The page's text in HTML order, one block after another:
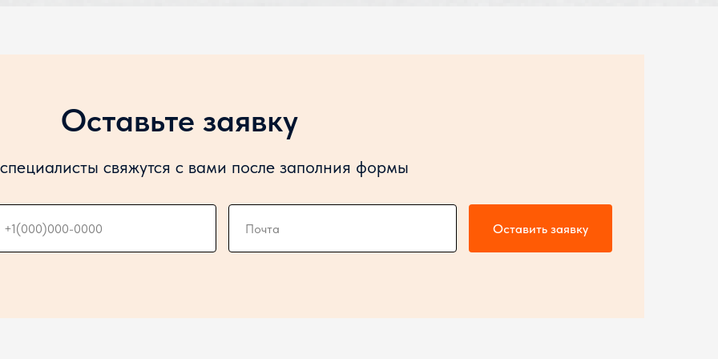
Оставьте заявку
свяжутся с вами после заполния формы
Оставить заявку